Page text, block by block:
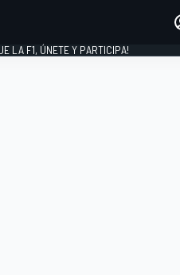
LA F1, ÚNETE Y PARTICIPA!